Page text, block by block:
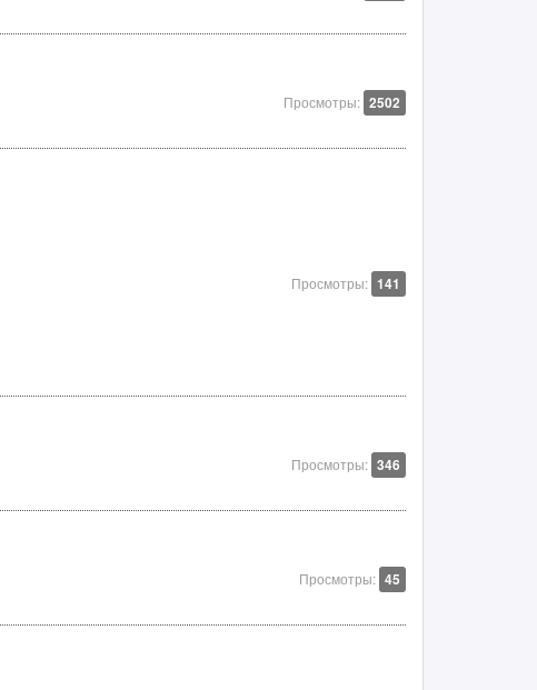
Просмотры: 2502
Просмотры: 141
Просмотры: 346
Просмотры: 45